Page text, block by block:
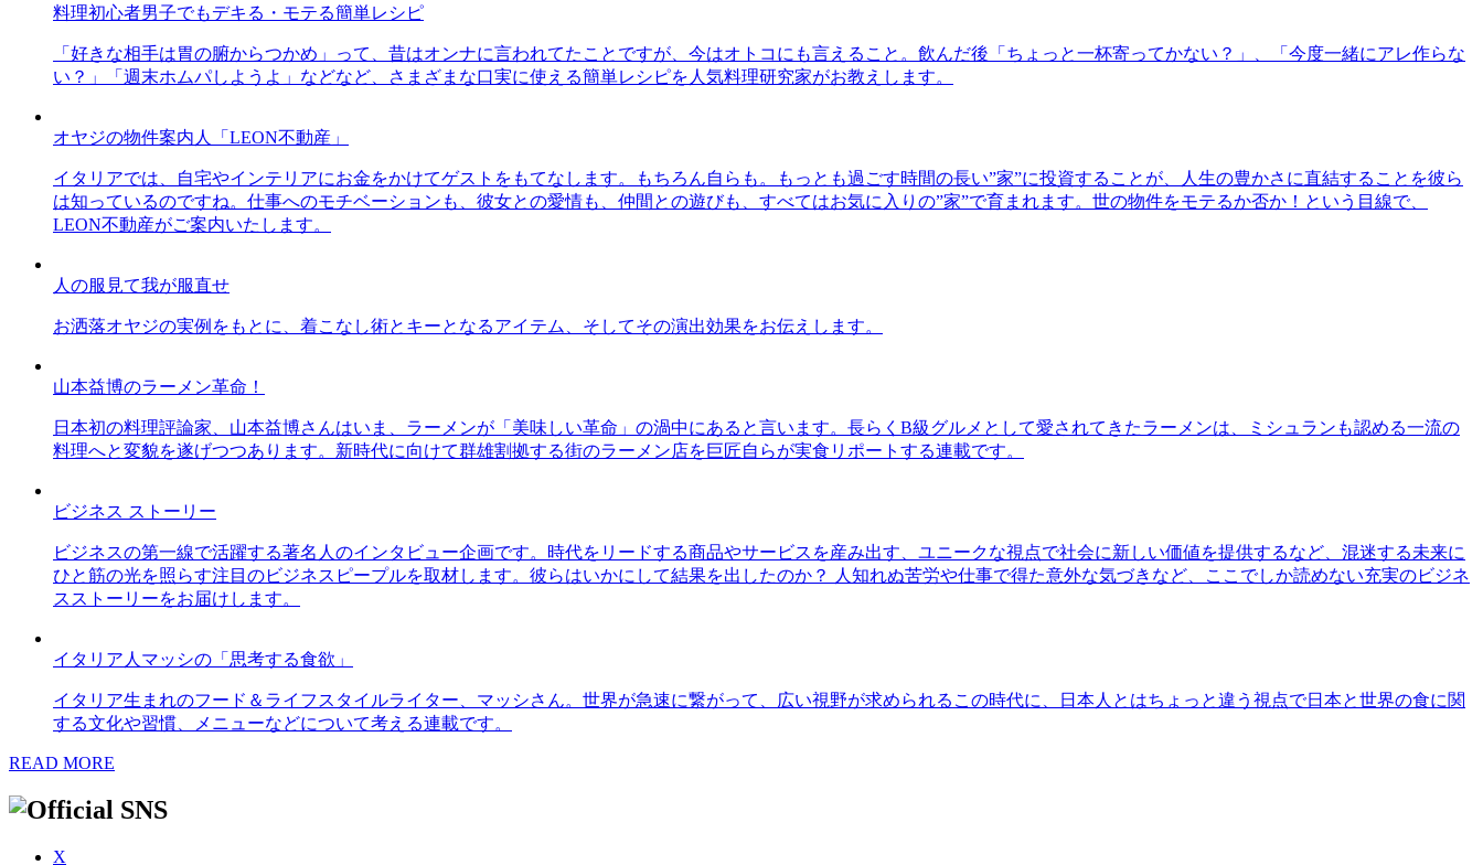
料理初心者男子でもデキる・モテる簡単レシピ
「好きな相手は胃の腑からつかめ」って、昔はオンナに言われてたことですが、今はオトコにも言えること。飲んだ後「ちょっと一杯寄ってかない？」、「今度一緒にアレ作らな
い？」「週末ホムパしようよ」などなど、さまざまな口実に使える簡単レシピを人気料理研究家がお教えします。
オヤジの物件案内人「LEON不動産」
イタリアでは、自宅やインテリアにお金をかけてゲストをもてなします。もちろん自らも。もっとも過ごす時間の長い”家”に投資することが、人生の豊かさに直結することを彼ら
は知っているのですね。仕事へのモチベーションも、彼女との愛情も、仲間との遊びも、すべてはお気に入りの”家”で育まれます。世の物件をモテるか否か！という目線で、
LEON不動産がご案内いたします。
人の服見て我が服直せ
お洒落オヤジの実例をもとに、着こなし術とキーとなるアイテム、そしてその演出効果をお伝えします。
山本益博のラーメン革命！
日本初の料理評論家、山本益博さんはいま、ラーメンが「美味しい革命」の渦中にあると言います。長らくB級グルメとして愛されてきたラーメンは、ミシュランも認める一流の
料理へと変貌を遂げつつあります。新時代に向けて群雄割拠する街のラーメン店を巨匠自らが実食リポートする連載です。
ビジネス ストーリー
ビジネスの第一線で活躍する著名人のインタビュー企画です。時代をリードする商品やサービスを産み出す、ユニークな視点で社会に新しい価値を提供するなど、混迷する未来に
ひと筋の光を照らす注目のビジネスピープルを取材します。彼らはいかにして結果を出したのか？ 人知れぬ苦労や仕事で得た意外な気づきなど、ここでしか読めない充実のビジネ
スストーリーをお届けします。
イタリア人マッシの「思考する食欲」
イタリア生まれのフード＆ライフスタイルライター、マッシさん。世界が急速に繋がって、広い視野が求められるこの時代に、日本人とはちょっと違う視点で日本と世界の食に関
する文化や習慣、メニューなどについて考える連載です。
READ MORE
X